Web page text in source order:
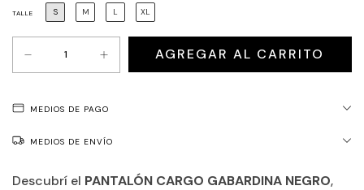
TALLE S M L XL
MEDIOS DE PAGO
MEDIOS DE ENVÍO
Descubrí el PANTALÓN CARGO GABARDINA NEGRO,